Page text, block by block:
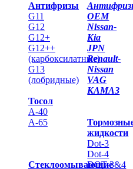
Антифризы
G11
G12
G12+
G12++
(карбоксилатные)
G13
(лобридные)
Тосол
А-40
А-65
Стеклоомывающие
OEM
Nissan-
Kia
JPN
Renault-
Nissan
VAG
КАМАЗ
жидкости
Dot-3
Dot-4
DOT-3&4